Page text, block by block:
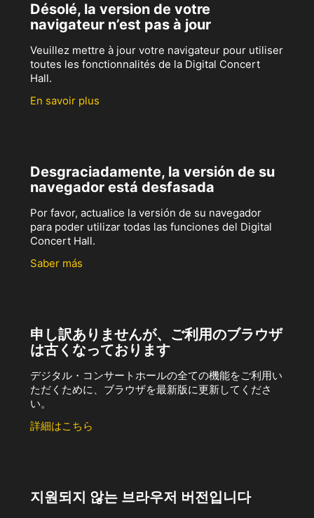
Désolé, la version de votre
navigateur n’est pas à jour
Veuillez mettre à jour votre navigateur pour utiliser
toutes les fonctionnalités de la Digital Concert
Hall.
En savoir plus
Desgraciadamente, la versión de su
navegador está desfasada
Por favor, actualice la versión de su navegador
para poder utilizar todas las funciones del Digital
Concert Hall.
Saber más
申し訳ありませんが、ご利用のブラウザ
は古くなっております
デジタル・コンサートホールの全ての機能をご利用い
ただくために、ブラウザを最新版に更新してくださ
い。
詳細はこちら
지원되지 않는 브라우저 버전입니다